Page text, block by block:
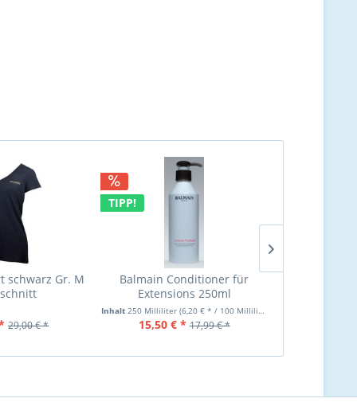
schwarz Gr. M
29,00 € *
TIPP!
Balmain Conditioner für
Extensions 250ml
Inhalt250 Milliliter(6,20 € * / 100 Milliliter)
15,50 € * 17,99 € *